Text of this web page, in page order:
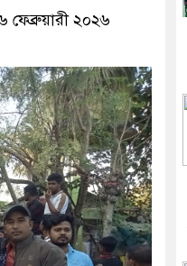
২০২৬